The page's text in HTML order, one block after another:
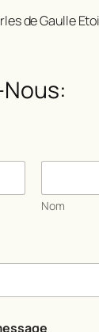
de Gaulle
Nom